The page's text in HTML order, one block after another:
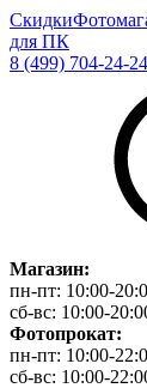
Скидки
для ПК
8 (499) 704-24-24
Магазин:
пн-пт: 10:00-
сб-вс: 10:00-
Фотопрокат:
пн-пт: 10:00-
сб-вс: 10:00-